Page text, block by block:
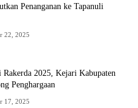
Penanganan ke Tapanuli
22, 2025
Rakerda 2025, Kejari Kabupaten
Penghargaan
17, 2025